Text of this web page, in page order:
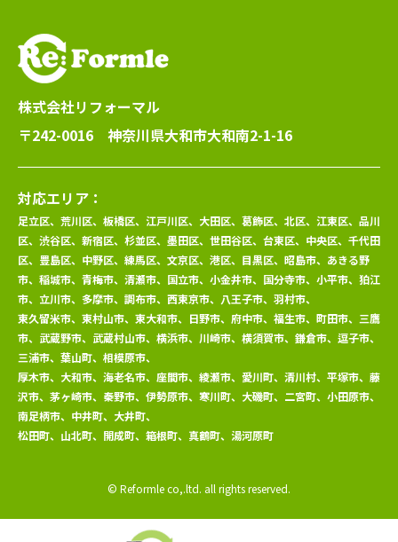
株式会社リフォーマル
〒242-0016 神奈川県大和市大和南2-1-16
対応エリア：
足立区、荒川区、板橋区、江戸川区、大田区、葛飾区、北区、江東区、品川
区、渋谷区、新宿区、杉並区、墨田区、世田谷区、台東区、中央区、千代田
区、豊島区、中野区、練馬区、文京区、港区、目黒区、昭島市、あきる野
市、稲城市、青梅市、清瀬市、国立市、小金井市、国分寺市、小平市、狛江
市、立川市、多摩市、調布市、西東京市、八王子市、羽村市、
東久留米市、東村山市、東大和市、日野市、府中市、福生市、町田市、三鷹
市、武蔵野市、武蔵村山市、横浜市、川崎市、横須賀市、鎌倉市、逗子市、
三浦市、葉山町、相模原市、
厚木市、大和市、海老名市、座間市、綾瀬市、愛川町、清川村、平塚市、藤
沢市、茅ヶ崎市、秦野市、伊勢原市、寒川町、大磯町、二宮町、小田原市、
南足柄市、中井町、大井町、
松田町、山北町、開成町、箱根町、真鶴町、湯河原町
© Reformle co,.ltd. all rights reserved.